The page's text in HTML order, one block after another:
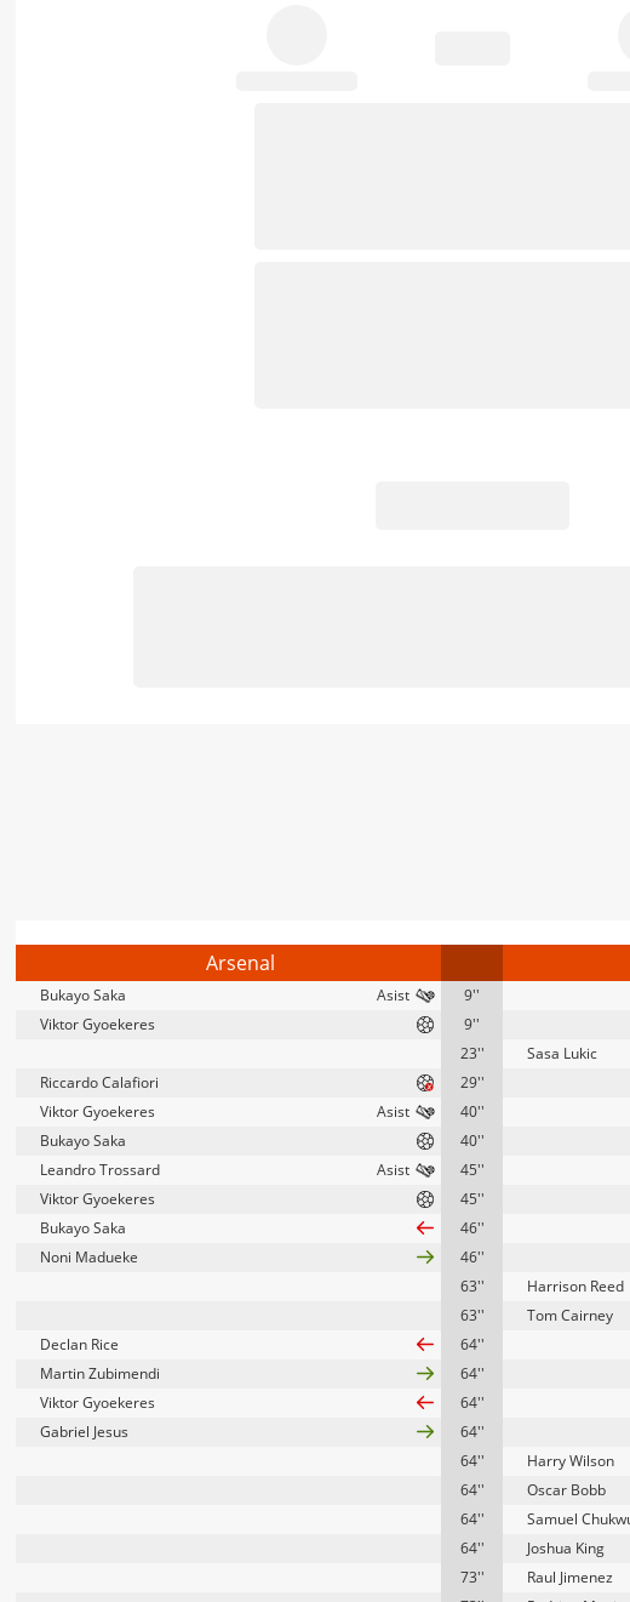
Arsenal
Bukayo Saka
9''
Viktor Gyoekeres
9''
23''
Sasa Lukic
Riccardo Calafiori
29''
Viktor Gyoekeres
40''
Bukayo Saka
40''
Leandro Trossard
45''
Viktor Gyoekeres
45''
Bukayo Saka
46''
Noni Madueke
46''
63''
Harrison Reed
63''
Tom Cairney
Declan Rice
64''
Martin Zubimendi
64''
Viktor Gyoekeres
64''
Gabriel Jesus
64''
64''
Harry Wilson
64''
Oscar Bobb
64''
Samuel
64''
Joshua King
73''
Raul Jimenez